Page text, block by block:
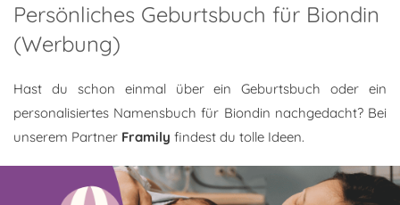
Persönliches Geburtsbuch für Biondin
(Werbung)
Hast du schon einmal über ein Geburtsbuch oder ein
personalisiertes Namensbuch für Biondin nachgedacht? Bei
unserem Partner Framily findest du tolle Ideen.